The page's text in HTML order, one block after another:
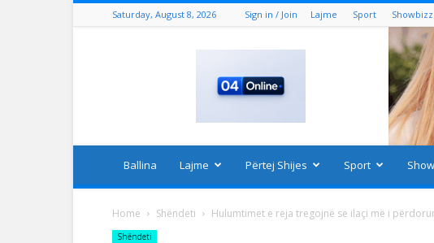
Saturday, August 8, 2026 Sign in / Join Lajme Sport Showbizz
Ballina Lajme Përtej Shijes Sport
Home Shëndeti Hulumtimet e reja tregojnë se ilaçi më i
Shëndeti